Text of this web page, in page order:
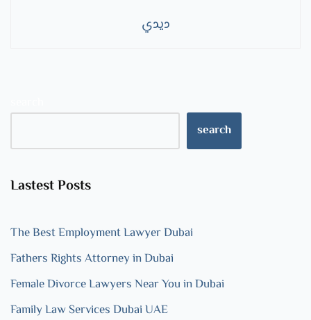
ديدي
search
Lastest Posts
The Best Employment Lawyer Dubai
Fathers Rights Attorney in Dubai
Female Divorce Lawyers Near You in Dubai
Family Law Services Dubai UAE